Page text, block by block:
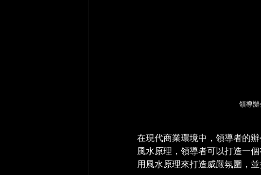
領導
在現代商業環境中，領導者的
風水原理，領導者可以打造一
用風水原理來打造威嚴氛圍，